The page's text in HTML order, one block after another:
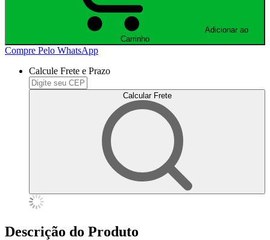
Carrinho
Compre Pelo WhatsApp
Calcule Frete e Prazo
Calcular Frete
Descrição do Produto